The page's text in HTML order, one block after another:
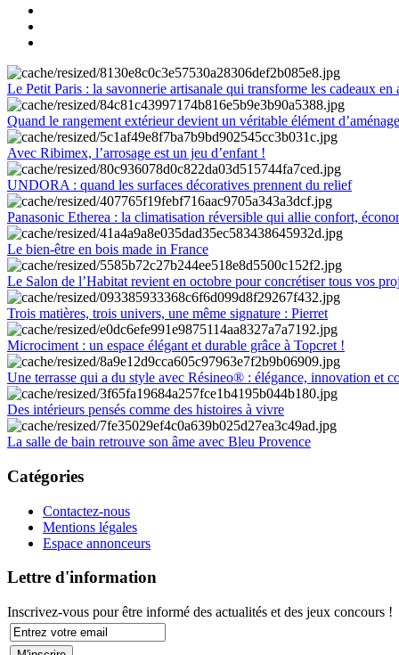
Le Petit Paris : la savonnerie artisanale qui transforme les cadeaux en
Quand le rangement extérieur devient un véritable élément
Avec Ribimex, l’arrosage est un jeu d’enfant !
UNDORA : quand les surfaces décoratives prennent du relief
Panasonic Etherea : la climatisation réversible qui allie confort,
Le bien-être en bois made in France
Le Salon de l’Habitat revient en octobre pour concrétiser tous vos
Trois matières, trois univers, une même signature : Pierret
Microciment : un espace élégant et durable grâce à Topcret !
Une terrasse qui a du style avec Résineo® : élégance, innovation et
Des intérieurs pensés comme des histoires à vivre
La salle de bain retrouve son âme avec Bleu Provence
Catégories
Contactez-nous
Mentions légales
Espace annonceurs
Lettre d'information
Inscrivez-vous pour être informé des actualités et des jeux concours !